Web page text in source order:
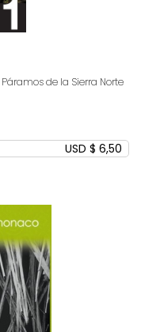
de la Sierra Norte
USD $ 6,50